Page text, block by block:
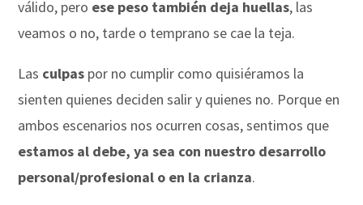
válido, pero ese peso también deja huellas, las
veamos o no, tarde o temprano se cae la teja.
Las culpas por no cumplir como quisiéramos la
sienten quienes deciden salir y quienes no. Porque en
ambos escenarios nos ocurren cosas, sentimos que
estamos al debe, ya sea con nuestro desarrollo
personal/profesional o en la crianza.